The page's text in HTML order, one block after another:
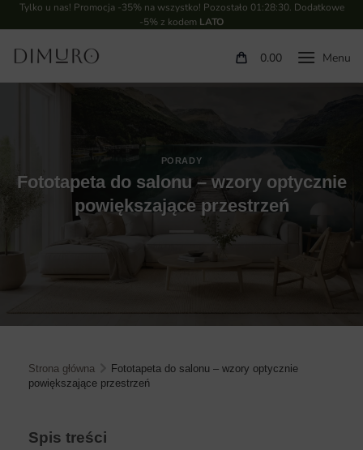
Tylko u nas! Promocja -35% na wszystko! Pozostało 01:28:29. Dodatkowe
-5% z kodem LATO
0.00
PORADY
Fototapeta do salonu – wzory optycznie
powiększające przestrzeń
Strona główna
Fototapeta do salonu – wzory optycznie
powiększające przestrzeń
Spis treści